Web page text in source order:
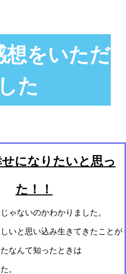
想をいただ
た
せになりたいと思っ
た！！
ゃないのかわかりました。
いと思い込み生きてきたことが
なんて知ったときは
。